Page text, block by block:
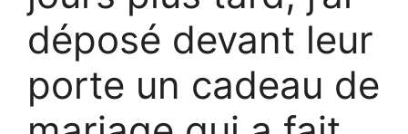
déposé devant leur
porte un cadeau de